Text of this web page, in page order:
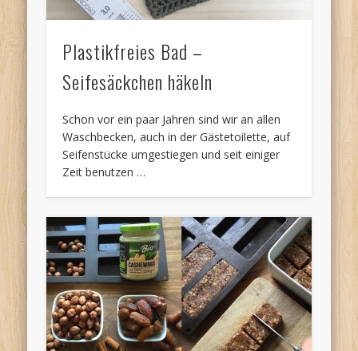
Plastikfreies Bad –
Seifesäckchen häkeln
Schon vor ein paar Jahren sind wir an allen
Waschbecken, auch in der Gästetoilette, auf
Seifenstücke umgestiegen und seit einiger
Zeit benutzen …